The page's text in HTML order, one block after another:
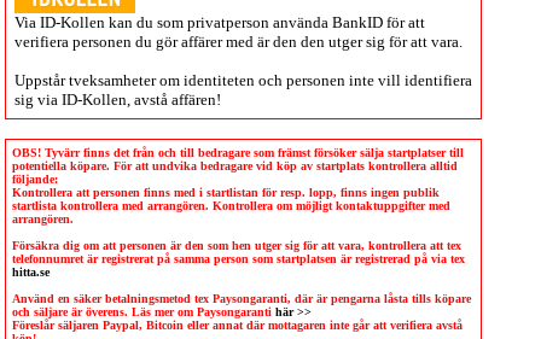
Via ID-Kollen kan du som privatperson använda BankID för att
verifiera personen du gör affärer med är den den utger sig för att vara.
Uppstår tveksamheter om identiteten och personen inte vill identifiera
sig via ID-Kollen , avstå affären!
OBS! Tyvärr finns det från och till bedragare som främst försöker sälja startplatser till
potentiella köpare. För att undvika bedragare vid köp av startplats kontrollera alltid
följande:
Kontrollera att personen finns med i startlistan för resp. lopp, finns ingen publik
startlista kontrollera med arrangören. Kontrollera om möjligt kontaktuppgifter med
arrangören.
Försäkra dig om att personen är den som hen utger sig för att vara, kontrollera att tex
telefonnumret är registrerat på samma person som startplatsen är registrerad på via tex
hitta.se
Använd en säker betalningsmetod tex Paysongaranti, där är pengarna låsta tills köpare
och säljare är överens. Läs mer om Paysongaranti här >>
Föreslår säljaren Paypal, Bitcoin eller annat där mottagaren inte går att verifiera avstå